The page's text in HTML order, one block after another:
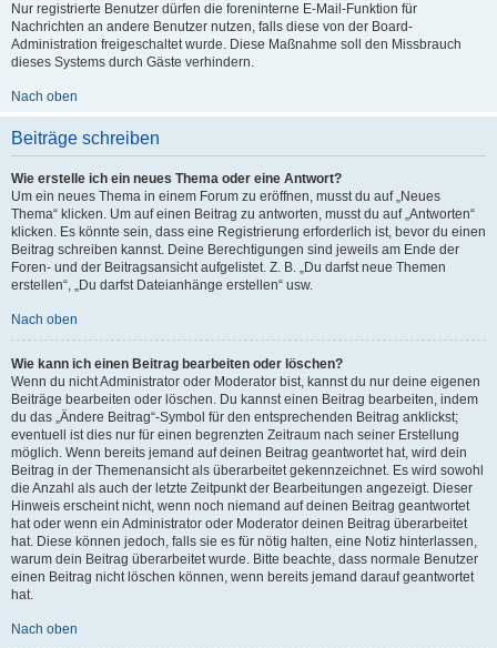
Nur registrierte Benutzer dürfen die foreninterne E-Mail-Funktion für
Nachrichten an andere Benutzer nutzen, falls diese von der Board-
Administration freigeschaltet wurde. Diese Maßnahme soll den Missbrauch
dieses Systems durch Gäste verhindern.
Nach oben
Beiträge schreiben
Wie erstelle ich ein neues Thema oder eine Antwort?
Um ein neues Thema in einem Forum zu eröffnen, musst du auf „Neues
Thema“ klicken. Um auf einen Beitrag zu antworten, musst du auf „Antworten“
klicken. Es könnte sein, dass eine Registrierung erforderlich ist, bevor du einen
Beitrag schreiben kannst. Deine Berechtigungen sind jeweils am Ende der
Foren- und der Beitragsansicht aufgelistet. Z. B. „Du darfst neue Themen
erstellen“, „Du darfst Dateianhänge erstellen“ usw.
Nach oben
Wie kann ich einen Beitrag bearbeiten oder löschen?
Wenn du nicht Administrator oder Moderator bist, kannst du nur deine eigenen
Beiträge bearbeiten oder löschen. Du kannst einen Beitrag bearbeiten, indem
du das „Ändere Beitrag“-Symbol für den entsprechenden Beitrag anklickst;
eventuell ist dies nur für einen begrenzten Zeitraum nach seiner Erstellung
möglich. Wenn bereits jemand auf deinen Beitrag geantwortet hat, wird dein
Beitrag in der Themenansicht als überarbeitet gekennzeichnet. Es wird sowohl
die Anzahl als auch der letzte Zeitpunkt der Bearbeitungen angezeigt. Dieser
Hinweis erscheint nicht, wenn noch niemand auf deinen Beitrag geantwortet
hat oder wenn ein Administrator oder Moderator deinen Beitrag überarbeitet
hat. Diese können jedoch, falls sie es für nötig halten, eine Notiz hinterlassen,
warum dein Beitrag überarbeitet wurde. Bitte beachte, dass normale Benutzer
einen Beitrag nicht löschen können, wenn bereits jemand darauf geantwortet
hat.
Nach oben